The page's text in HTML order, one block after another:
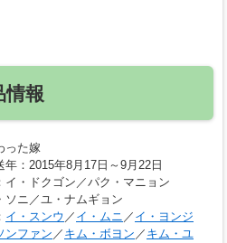
情報
った嫁
年 ：2015年8月17日～9月22日
イ・ドクゴン／パク・マニョン
ソニ／ユ・ナムギョン
イ・スンウ ／ イ・ムニ ／ イ・ヨンジ
ンファン ／ キム・ボヨン ／ キム・ユ